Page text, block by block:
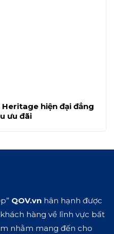
hiện đại đẳng
ưu đãi
QOV.vn hân hạnh được
hàng về lĩnh vực bất
nhằm mang đến cho